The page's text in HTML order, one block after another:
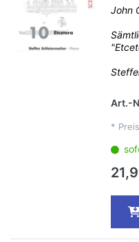
John
Art.-
*